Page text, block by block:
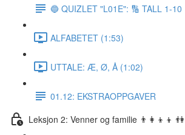
🔵 QUIZLET "L01E": 🔢 TALL 1-10
ALFABETET (1:53)
UTTALE: Æ, Ø, Å (1:02)
01.12: EKSTRAOPPGAVER
Leksjon 2: Venner og familie 👨‍👩‍👦‍👦 👫